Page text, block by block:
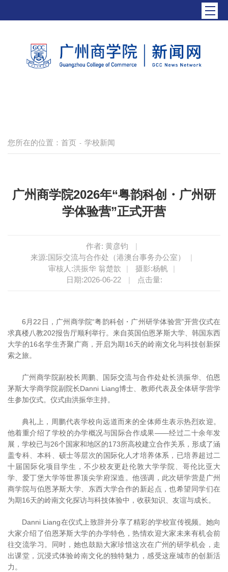
您所在的位置： 首页 - 学校新闻
广州商学院2026年“粤韵科创・广州研
学体验营”正式开营
作者: 黄彦钧
|
来源:国际交流与合作处（港澳台事务办公室）
|
审核人:洪振华 翁楚歆
| 摄影:杨帆
|
日期:2026-06-22
| 点击量:
6月22日，广州商学院“粤韵科创・广州研学体验营”开营仪式在
求真楼八教202报告厅顺利举行。来自英国伯恩茅斯大学、韩国东西
大学的16名学生齐聚广商，开启为期16天的岭南文化与科技创新探
索之旅。
广州商学院副校长周鹏、国际交流与合作处处长洪振华、伯恩
茅斯大学商学院副院长Danni Liang博士、教师代表及全体研学营学
生参加仪式。仪式由洪振华主持。
典礼上，周鹏代表学校向远道而来的全体师生表示热烈欢迎。
他着重介绍了学校的办学概况与国际合作成果——经过二十余年发
展，学校已与26个国家和地区的173所高校建立合作关系，形成了涵
盖专科、本科、硕士等层次的国际化人才培养体系，已培养超过二
十届国际化项目学生，不少校友更赴伦敦大学学院、哥伦比亚大
学、爱丁堡大学等世界顶尖学府深造。他强调，此次研学营是广州
商学院与伯恩茅斯大学、东西大学合作的新起点，也希望同学们在
为期16天的岭南文化探访与科技体验中，收获知识、友谊与成长。
Danni Liang在仪式上致辞并分享了精彩的学校宣传视频。她向
大家介绍了伯恩茅斯大学的办学特色，热情欢迎大家未来有机会前
往交流学习。同时，她也鼓励大家珍惜这次在广州的研学机会，走
出课堂，沉浸式体验岭南文化的独特魅力，感受这座城市的创新活
力。